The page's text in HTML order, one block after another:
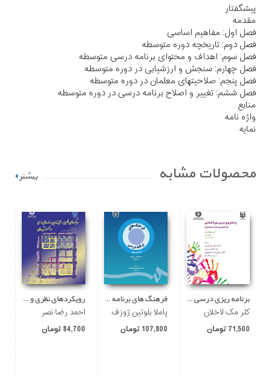
پیشگفتار
مقدمه
فصل اول: مفاهیم اساسی
فصل دوم: تاریخچه دوره متوسطه
فصل سوم: اهداف و محتوای برنامه درسی متوسطه
فصل چهارم: سنجش و ارزشیابی در دوره متوسطه
فصل پنجم: صلاحیتهای معلمان در دوره متوسطه
فصل ششم: تغییر و اصلاح برنامه درسی در دوره متوسطه
منابع
واژه نامه
نمایه
محصولات مشابه بیشتر
برنامه ریزی درسی دوره ابتدایی
کلر مک لاخلان
71,500 تومان
فرهنگ های برنامه درسی
پاملا بلوتین ژوزف
107,800 تومان
رویکردهای نظری و عملی تدوین برنامه های درسی در آموزش عالی
احمد رضا نصر
84,700 تومان